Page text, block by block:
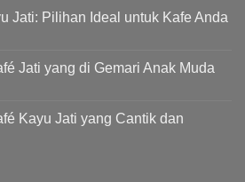
Jati: Pilihan Ideal untuk Kafe Anda
Jati yang di Gemari Anak Muda
Kayu Jati yang Cantik dan